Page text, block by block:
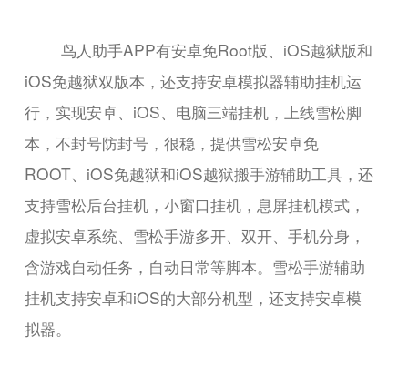
鸟人助手APP有安卓免Root版、iOS越狱版和
iOS免越狱双版本，还支持安卓模拟器辅助挂机运
行，实现安卓、iOS、电脑三端挂机，上线雪松脚
本，不封号防封号，很稳，提供雪松安卓免
ROOT、iOS免越狱和iOS越狱搬手游辅助工具，还
支持雪松后台挂机，小窗口挂机，息屏挂机模式，
虚拟安卓系统、雪松手游多开、双开、手机分身，
含游戏自动任务，自动日常等脚本。雪松手游辅助
挂机支持安卓和iOS的大部分机型，还支持安卓模
拟器。